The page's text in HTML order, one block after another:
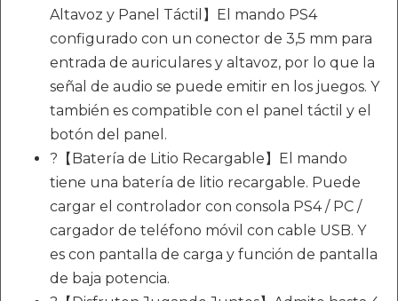
Altavoz y Panel Táctil】El mando PS4
configurado con un conector de 3,5 mm para
entrada de auriculares y altavoz, por lo que la
señal de audio se puede emitir en los juegos. Y
también es compatible con el panel táctil y el
botón del panel.
?【Batería de Litio Recargable】El mando
tiene una batería de litio recargable. Puede
cargar el controlador con consola PS4 / PC /
cargador de teléfono móvil con cable USB. Y
es con pantalla de carga y función de pantalla
de baja potencia.